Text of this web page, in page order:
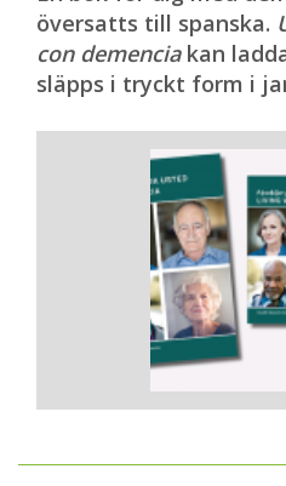
översatts till spanska.
con demencia kan
släpps i tryckt form i